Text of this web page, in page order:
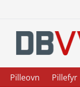
Pilleovn Pillefyr